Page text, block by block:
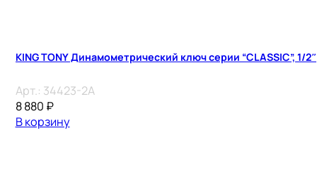
KING TONY Динамометрический ключ серии “CLASSIC”, 1/
Арт.: 34423-2A
8 880 ₽
В корзину